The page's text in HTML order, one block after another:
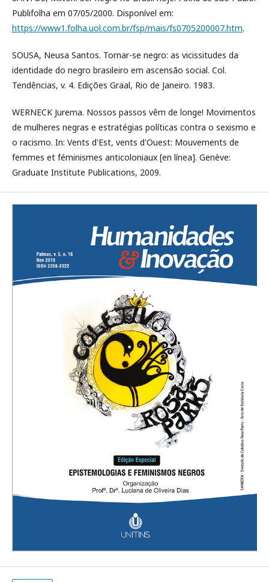
Publifolha em 07/05/2000. Disponível em:
https://www1.folha.uol.com.br/fsp/mais/fs0705200007.htm.
SOUSA, Neusa Santos. Tornar-se negro: as vicissitudes da
identidade do negro brasileiro em ascensão social. Col.
Tendências, v. 4. Edições Graal, Rio de Janeiro. 1983.
WERNECK Jurema. Nossos passos vêm de longe! Movimentos
de mulheres negras e estratégias políticas contra o sexismo e
o racismo. In: Vents d'Est, vents d'Ouest: Mouvements de
femmes et féminismes anticoloniaux [en línea]. Genève:
Graduate Institute Publications, 2009.